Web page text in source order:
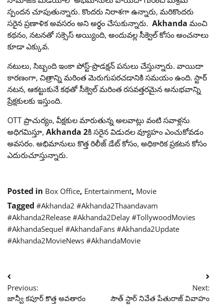
స్పందన చూపుతున్నారు. కొందరు నిరాశగా ఉన్నారు, మరికొందరు
సరైన ప్రణాళిక అవసరం అని అర్థం చేసుకున్నారు. Akhanda మంచి
కథనం, నటనతో సక్సెస్ అయ్యింది, అందువల్ల సీక్వెల్ కోసం అంచనాలు
కూడా ఎక్కువ.
నటులు, సిబ్బంది ఇంకా పోస్ట్-ప్రొడక్షన్ పనులు చేస్తున్నారు. వాయిదా
కారణంగా, చిత్రాన్ని మరింత మెరుగుపరచడానికి సమయం ఉంది. స్టార్
నటన, ఆకట్టుకునే కథతో సీక్వెల్ మరింత రసవత్తరమైన అనుభవాన్ని
ప్రేక్షకులకు ఇస్తుంది.
OTT ప్రాచుర్యం, వీక్షకుల మారుతున్న అలవాట్లు వంటి సవాళ్లను
అధిగమిస్తూ, Akhanda 2కి సరైన విడుదల వ్యూహం ఎంచుకోవడం
అవసరం. అభిమానులు కొత్త రిలీజ్ డేట్ కోసం, అధికారిక ప్రకటన కోసం
ఎదురుచూస్తున్నారు.
Posted in Box Office, Entertainment, Movie
Tagged #Akhanda2 #Akhanda2Thaandavam
#Akhanda2Release #Akhanda2Delay #TollywoodMovies
#AkhandaSequel #AkhandaFans #Akhanda2Update
#Akhanda2MovieNews #AkhandaMovie
Post
navigation
Previous:
జాన్వీ కపూర్ కొత్త అవతారం
Next:
సౌత్ స్టార్ నివేత పేతురాజ్ వివాహం